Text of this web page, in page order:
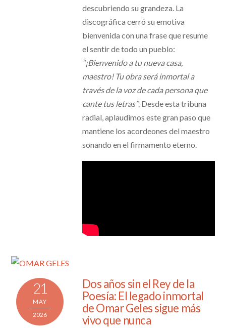
descubriendo su grandeza. La
discográfica cerró su emotiva
bienvenida con una frase que resume
el sentir de todo un pueblo:
“¡Bienvenido a tu nueva casa,
maestro! Tu obra será inmortal a
través de la voz de cada persona que
cante tus letras”. Desde esta tribuna
radial, aplaudimos este gran paso que
mantiene los acordeones del maestro
sonando en el firmamento eterno.
21
MAY
2026
Dos años sin el Rey de la
Poesía: El legado inmortal
de Omar Geles sigue más
vivo que nunca